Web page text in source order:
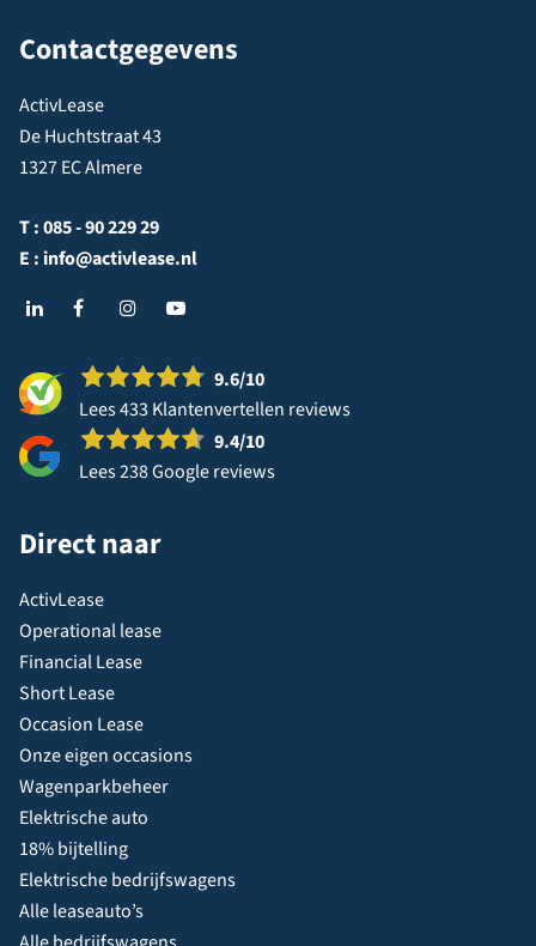
Contactgegevens
ActivLease
De Huchtstraat 43
1327 EC Almere
T :085 - 90 229 29
E : info@activlease.nl
9.6/10
Lees 433 Klantenvertellen reviews
9.4/10
Lees 238 Google reviews
Direct naar
ActivLease
Operational lease
Financial Lease
Short Lease
Occasion Lease
Onze eigen occasions
Wagenparkbeheer
Elektrische auto
18% bijtelling
Elektrische bedrijfswagens
Alle leaseauto’s